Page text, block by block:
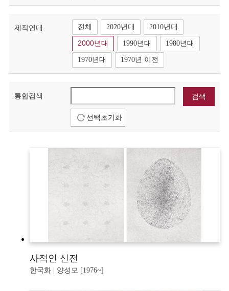
제작연대 전체 2020년대 2010년대
2000년대 1990년대 1980년대
1970년대 1970년 이전
통합검색
선택초기화
사적인 신전
한국화 | 양성모 [1976~]